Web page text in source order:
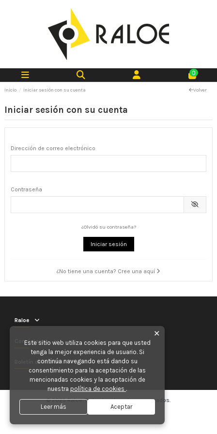
0
Inicio Iniciar sesión con su cuenta Volver
Iniciar sesión con su cuenta
Dirección de correo electrónico
Contraseña
¿Olvidó su contraseña?
Iniciar sesión
¿No tiene una cuenta? Cree una aquí
Raloe
Contáctenos
Boletín de noticias
© 2025 Raloe. Todos los derechos reservados.
✕
Este sitio web utiliza cookies para que usted
tenga la mejor experiencia de usuario. Si
continúa navegando está dando su
consentimiento para la aceptación de las
mencionadas cookies y la aceptación de
nuestra política de cookies .
Leer más Aceptar